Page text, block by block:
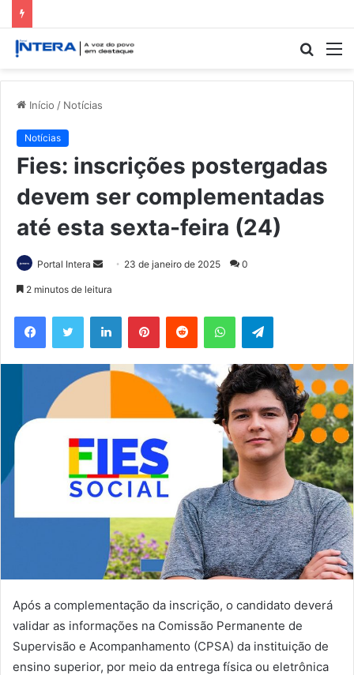
Início / Notícias
Notícias
Fies: inscrições postergadas
devem ser complementadas
até esta sexta-feira (24)
Portal Intera
Mande
mail
23 de janeiro de 2025 0
2 minutos de leitura
FacebookTwitter LinkedinPinterestReddit WhatsAppTelegram
Após a complementação da inscrição, o candidato deverá
validar as informações na Comissão Permanente de
Supervisão e Acompanhamento (CPSA) da instituição de
ensino superior, por meio da entrega física ou eletrônica